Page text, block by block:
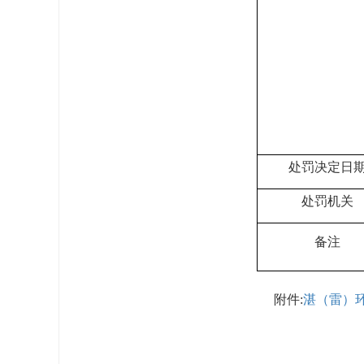
处罚决定日
处罚机关
备注
附件:湛（雷）